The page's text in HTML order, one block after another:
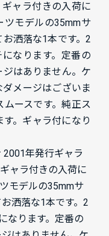
ギャラ付きの入荷に
ツモデルの35mmサ
洒落な1本です。2
なります。定番の
はありません。ケ
メージはございま
ースです。純正ス
。ギャラ付になり
2001年発行ギャラ
ャラ付きの入荷に
モデルの35mmサ
洒落な1本です。2
なります。定番の